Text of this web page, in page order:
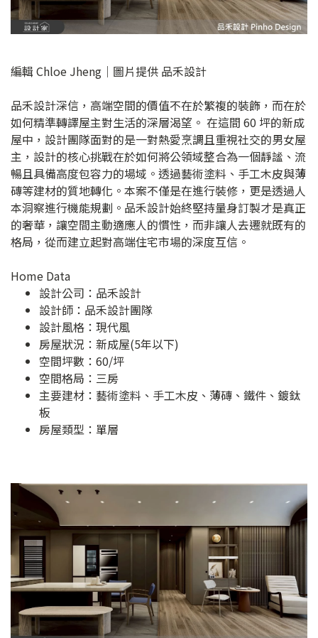
編輯 Chloe Jheng｜圖片提供 品禾設計
品禾設計深信，高端空間的價值不在於繁複的裝飾，而在於
如何精準轉譯屋主對生活的深層渴望。 在這間 60 坪的新成
屋中，設計團隊面對的是一對熱愛烹調且重視社交的男女屋
主，設計的核心挑戰在於如何將公領域整合為一個靜謐、流
暢且具備高度包容力的場域。透過藝術塗料、手工木皮與薄
磚等建材的質地轉化。本案不僅是在進行裝修，更是透過人
本洞察進行機能規劃。品禾設計始終堅持量身訂製才是真正
的奢華，讓空間主動適應人的慣性，而非讓人去遷就既有的
格局，從而建立起對高端住宅市場的深度互信。
Home Data
設計公司： 品禾設計
設計師：品禾設計團隊
設計風格：現代風
房屋狀況：新成屋(5年以下)
空間坪數：60/坪
空間格局：三房
主要建材：藝術塗料、手工木皮、薄磚、鐵件、鍍鈦
板
房屋類型：單層